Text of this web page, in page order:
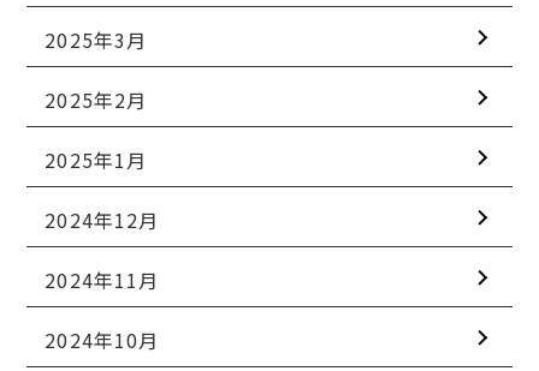
2025年3月
2025年2月
2025年1月
2024年12月
2024年11月
2024年10月